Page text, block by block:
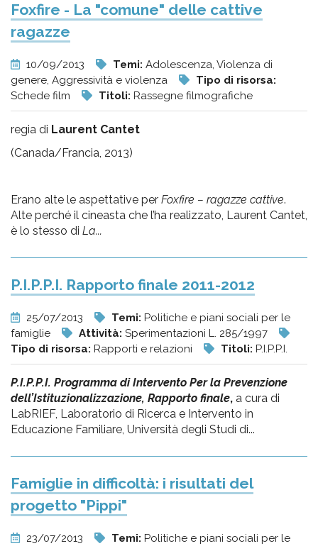
Foxfire - La "comune" delle cattive
ragazze
10/09/2013 Temi: Adolescenza, Violenza di
genere, Aggressività e violenza
Tipo di risorsa:
Schede film
Titoli: Rassegne filmografiche
regia di Laurent Cantet
(Canada/Francia, 2013)
Erano alte le aspettative per Foxfire – ragazze cattive.
Alte perché il cineasta che l’ha realizzato, Laurent Cantet,
è lo stesso di La...
P.I.P.P.I. Rapporto finale 2011-2012
25/07/2013 Temi: Politiche e piani sociali per le
famiglie
Attività: Sperimentazioni L. 285/1997
Tipo di risorsa: Rapporti e relazioni Titoli: P.I.P.P.I.
P.I.P.P.I. Programma di Intervento Per la Prevenzione
dell’Istituzionalizzazione, Rapporto finale, a cura di
LabRIEF, Laboratorio di Ricerca e Intervento in
Educazione Familiare, Università degli Studi di...
Famiglie in difficoltà: i risultati del
progetto "Pippi"
23/07/2013 Temi: Politiche e piani sociali per le